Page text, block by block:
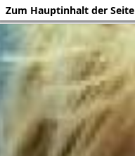
Zum Hauptinhalt der Seite